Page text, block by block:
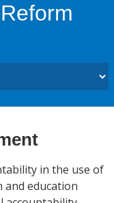
in the use of
and education